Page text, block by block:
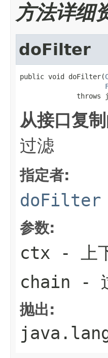
方法详细
doFilter
public void doFilter(
throws
从接口复
过滤
指定者:
doFilter
参数:
ctx - 上
chain -
抛出: